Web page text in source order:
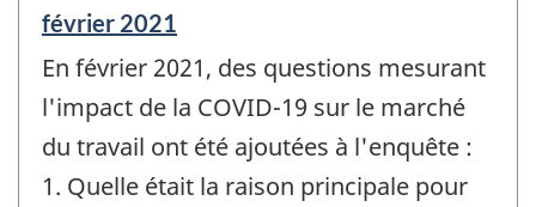
Période
référence
de
changement
-
février 2021
En février 2021, des questions mesurant
l'impact de la COVID-19 sur le marché
du travail ont été ajoutées à l'enquête :
1. Quelle était la raison principale pour